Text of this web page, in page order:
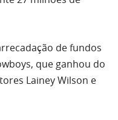
de fundos
que ganhou do
Lainey Wilson e